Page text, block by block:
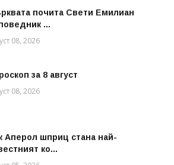
почита Свeти Емилиан
...
08, 2026
за 8 август
08, 2026
Аперол шприц стана най-
ко...